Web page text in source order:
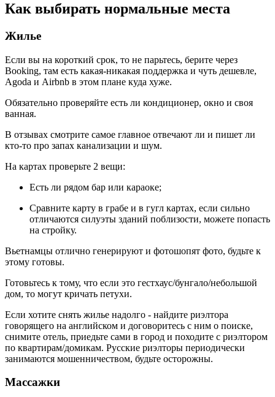
Как выбирать нормальные места
Жилье
Если вы на короткий срок, то не парьтесь, берите через
Booking, там есть какая-никакая поддержка и чуть дешевле,
Agoda и Airbnb в этом плане куда хуже.
Обязательно проверяйте есть ли кондиционер, окно и своя
ванная.
В отзывах смотрите самое главное отвечают ли и пишет ли
кто-то про запах канализации и шум.
На картах проверьте 2 вещи:
Есть ли рядом бар или караоке;
Сравните карту в грабе и в гугл картах, если сильно
отличаются силуэты зданий поблизости, можете попасть
на стройку.
Вьетнамцы отлично генерируют и фотошопят фото, будьте к
этому готовы.
Готовьтесь к тому, что если это гестхаус/бунгало/небольшой
дом, то могут кричать петухи.
Если хотите снять жилье надолго - найдите риэлтора
говорящего на английском и договоритесь с ним о поиске,
снимите отель, приедьте сами в город и походите с риэлтором
по квартирам/домикам. Русские риэлторы периодически
занимаются мошенничеством, будьте осторожны.
Массажки